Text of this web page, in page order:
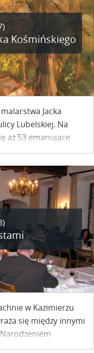
Kośmińskiego
Jacka
Lubelskiej. Na
aż 53 emanujące
mroków zimy obrazy
zrodził go Kazimierz.
w Kazimierzu
się między innymi
– zorganizowane